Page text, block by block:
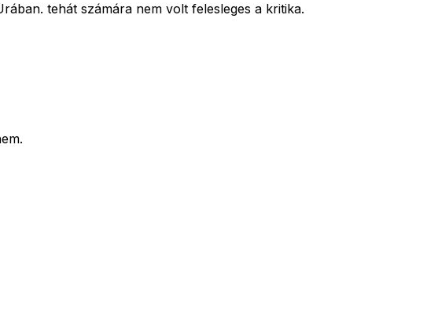
tehát számára nem volt felesleges a kritika.